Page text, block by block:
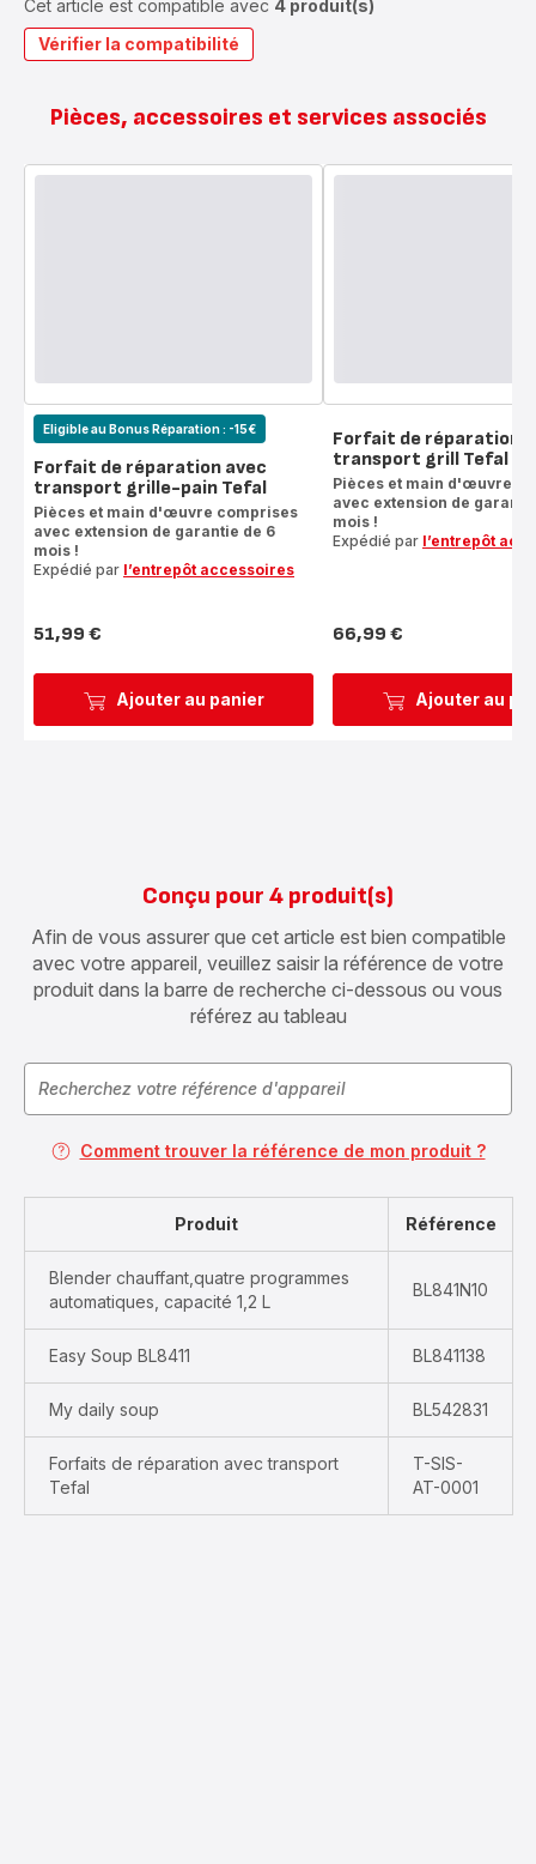
Cet article est compatible avec 4 produit(s)
Vérifier la compatibilité
Pièces, accessoires et services associés
Ajouter au panier
Eligible au Bonus Réparation : -15€
Forfait de réparation avec
transport grille-pain Tefal
Pièces et main d'œuvre comprises
avec extension de garantie de 6
mois !
Expédié par l’entrepôt accessoires
Prix
51,99 €
Ajouter au
Forfait de réparation
transport grill Tefal
Pièces et main d'œuvre
avec extension de
mois !
Expédié par l’entrepôt
Prix
66,99 €
Conçu pour 4 produit(s)
Afin de vous assurer que cet article est bien compatible
avec votre appareil, veuillez saisir la référence de votre
produit dans la barre de recherche ci-dessous ou vous
référez au tableau
Comment trouver la référence de mon produit ?
Produit Référence
Blender chauffant,quatre programmes
automatiques, capacité 1,2 L
BL841N10
Easy Soup BL8411 BL841138
My daily soup BL542831
Forfaits de réparation avec transport
Tefal
T-SIS-
AT-0001